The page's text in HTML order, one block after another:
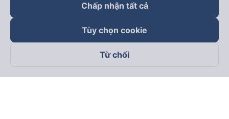
Theo dõi chúng tôi trên
Chấp nhận tất cả
Tùy chọn cookie
Từ chối